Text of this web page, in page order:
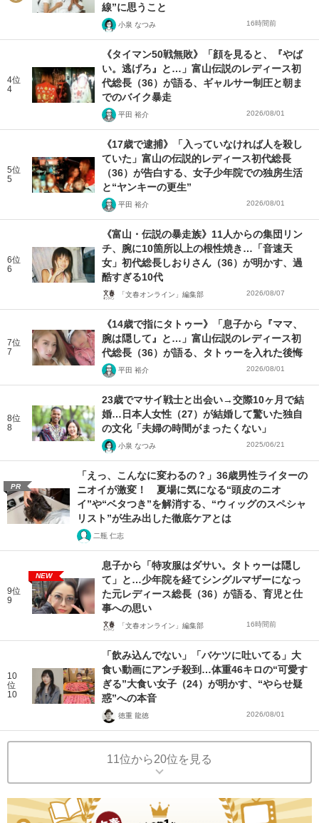
線”に思うこと
小泉 なつみ 16時間前
4位
4
《タイマン50戦無敗》「顔を見ると、『やば
い。逃げろ』と…」富山伝説のレディース初
代総長（36）が語る、ギャルサー制圧と朝ま
でのバイク暴走
平田 裕介 2026/08/01
5位
5
《17歳で逮捕》「入っていなければ人を殺し
ていた」富山の伝説的レディース初代総長
（36）が告白する、女子少年院での独房生活
と“ヤンキーの更生”
平田 裕介 2026/08/01
6位
6
《富山・伝説の暴走族》11人からの集団リン
チ、腕に10箇所以上の根性焼き…「音速天
女」初代総長しおりさん（36）が明かす、過
酷すぎる10代
「文春オンライン」編集部 2026/08/07
7位
7
《14歳で指にタトゥー》「息子から『ママ、
腕は隠して』と…」富山伝説のレディース初
代総長（36）が語る、タトゥーを入れた後悔
平田 裕介 2026/08/01
8位
8
23歳でマサイ戦士と出会い→交際10ヶ月で結
婚…日本人女性（27）が結婚して驚いた独自
の文化「夫婦の時間がまったくない」
小泉 なつみ 2025/06/21
PR
「えっ、こんなに変わるの？」36歳男性ライターの
ニオイが激変！ 夏場に気になる“頭皮のニオ
イ”や“ベタつき”を解消する、“ウィッグのスペシャ
リスト”が生み出した徹底ケアとは
二瓶 仁志
9位
9
NEW
息子から「特攻服はダサい。タトゥーは隠し
て」と…少年院を経てシングルマザーになっ
た元レディース総長（36）が語る、育児と仕
事への思い
「文春オンライン」編集部 16時間前
10
位
10
「飲み込んでない」「バケツに吐いてる」大
食い動画にアンチ殺到…体重46キロの“可愛す
ぎる”大食い女子（24）が明かす、“やらせ疑
惑”への本音
徳重 龍徳 2026/08/01
11位から20位を見る